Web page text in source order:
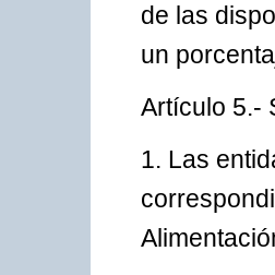
de las
un
Artículo 5.-
1. Las